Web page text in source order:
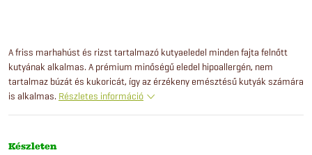
A friss marhahúst és rizst tartalmazó kutyaeledel minden fajta felnőtt
kutyának alkalmas. A prémium minőségű eledel hipoallergén, nem
tartalmaz búzát és kukoricát, így az érzékeny emésztésű kutyák számára
is alkalmas. Részletes információ
Készleten